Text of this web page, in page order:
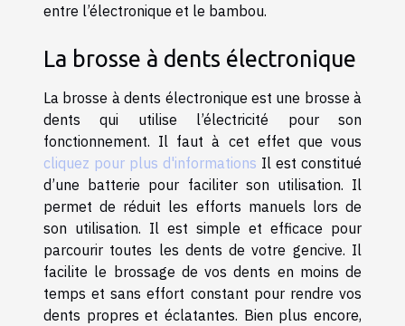
entre l’électronique et le bambou.
La brosse à dents électronique
La brosse à dents électronique est une brosse à
dents qui utilise l’électricité pour son
fonctionnement. Il faut à cet effet que vous
cliquez pour plus d'informations Il est constitué
d’une batterie pour faciliter son utilisation. Il
permet de réduit les efforts manuels lors de
son utilisation. Il est simple et efficace pour
parcourir toutes les dents de votre gencive. Il
facilite le brossage de vos dents en moins de
temps et sans effort constant pour rendre vos
dents propres et éclatantes. Bien plus encore,